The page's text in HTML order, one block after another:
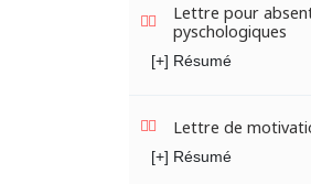
Lettre pour
pyschologiques
[+] Résumé
Lettre de
[+] Résumé